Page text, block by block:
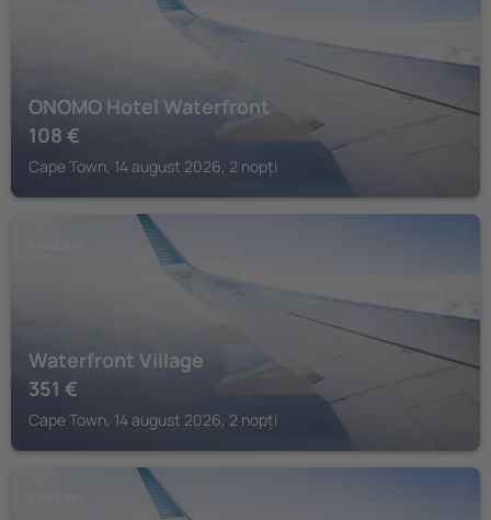
ONOMO Hotel Waterfront
108 €
Cape Town, 14 august 2026, 2 nopți
Waterfront Village
351 €
Cape Town, 14 august 2026, 2 nopți